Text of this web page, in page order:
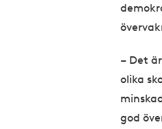
– Det
olika
god